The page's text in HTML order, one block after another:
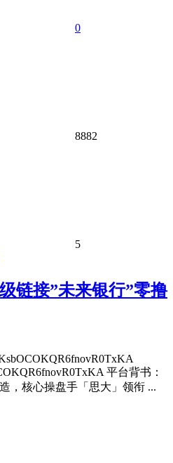
0
8882
5
链接”未来银行”零撸
平台背书：
，核心操盘手「思大」领衔 ...